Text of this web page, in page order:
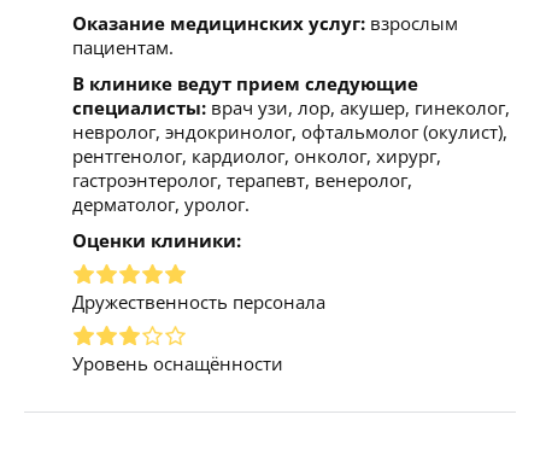
Оказание медицинских услуг: взрослым
пациентам.
В клинике ведут прием следующие
специалисты: врач узи, лор, акушер, гинеколог,
невролог, эндокринолог, офтальмолог (окулист),
рентгенолог, кардиолог, онколог, хирург,
гастроэнтеролог, терапевт, венеролог,
дерматолог, уролог.
Оценки клиники:
Дружественность персонала
Уровень оснащённости